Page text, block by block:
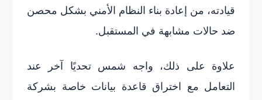
قيادته، من إعادة بناء النظام الأمني بشكل محصن
ضد حالات مشابهة في المستقبل.
علاوة على ذلك، واجه شمس تحديًا آخر عند
التعامل مع اختراق قاعدة بيانات خاصة بشركة